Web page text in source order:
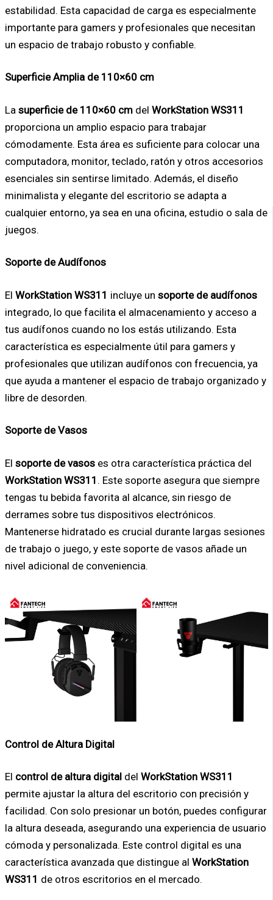
estabilidad. Esta capacidad de carga es especialmente
importante para gamers y profesionales que necesitan
un espacio de trabajo robusto y confiable.
Superficie Amplia de 110×60 cm
La superficie de 110×60 cm del WorkStation WS311
proporciona un amplio espacio para trabajar
cómodamente. Esta área es suficiente para colocar una
computadora, monitor, teclado, ratón y otros accesorios
esenciales sin sentirse limitado. Además, el diseño
minimalista y elegante del escritorio se adapta a
cualquier entorno, ya sea en una oficina, estudio o sala de
juegos.
Soporte de Audífonos
El WorkStation WS311 incluye un soporte de audífonos
integrado, lo que facilita el almacenamiento y acceso a
tus audífonos cuando no los estás utilizando. Esta
característica es especialmente útil para gamers y
profesionales que utilizan audífonos con frecuencia, ya
que ayuda a mantener el espacio de trabajo organizado y
libre de desorden.
Soporte de Vasos
El soporte de vasos es otra característica práctica del
WorkStation WS311 . Este soporte asegura que siempre
tengas tu bebida favorita al alcance, sin riesgo de
derrames sobre tus dispositivos electrónicos.
Mantenerse hidratado es crucial durante largas sesiones
de trabajo o juego, y este soporte de vasos añade un
nivel adicional de conveniencia.
Control de Altura Digital
El control de altura digital del WorkStation WS311
permite ajustar la altura del escritorio con precisión y
facilidad. Con solo presionar un botón, puedes configurar
la altura deseada, asegurando una experiencia de usuario
cómoda y personalizada. Este control digital es una
característica avanzada que distingue al WorkStation
WS311 de otros escritorios en el mercado.